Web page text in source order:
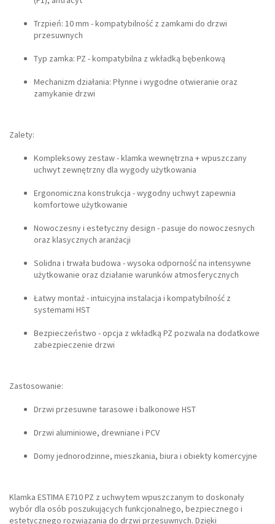
Trzpień: 10 mm - kompatybilność z zamkami do drzwi
przesuwnych
Typ zamka: PZ - kompatybilna z wkładką bębenkową
Mechanizm działania: Płynne i wygodne otwieranie oraz
zamykanie drzwi
Zalety:
Kompleksowy zestaw - klamka wewnętrzna + wpuszczany
uchwyt zewnętrzny dla wygody użytkowania
Ergonomiczna konstrukcja - wygodny uchwyt zapewnia
komfortowe użytkowanie
Nowoczesny i estetyczny design - pasuje do nowoczesnych
oraz klasycznych aranżacji
Solidna i trwała budowa - wysoka odporność na intensywne
użytkowanie oraz działanie warunków atmosferycznych
Łatwy montaż - intuicyjna instalacja i kompatybilność z
systemami HST
Bezpieczeństwo - opcja z wkładką PZ pozwala na dodatkowe
zabezpieczenie drzwi
Zastosowanie:
Drzwi przesuwne tarasowe i balkonowe HST
Drzwi aluminiowe, drewniane i PCV
Domy jednorodzinne, mieszkania, biura i obiekty komercyjne
Klamka ESTIMA E710 PZ z uchwytem wpuszczanym to doskonały
wybór dla osób poszukujących funkcjonalnego, bezpiecznego i
estetycznego rozwiązania do drzwi przesuwnych. Dzięki